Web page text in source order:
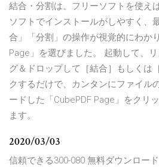
結合・分割は、フリーソフトを使え
ソフトでインストールがしやすく、
合」「分割」の操作が視覚的にわか
Page」を選びました。 起動して、
グ＆ドロップして［結合］もしくは
クするだけで、カンタンにファイル
ードした「CubePDF Page」をクリ
ます。
2020/03/03
信頼できる300-080 無料ダウンロー